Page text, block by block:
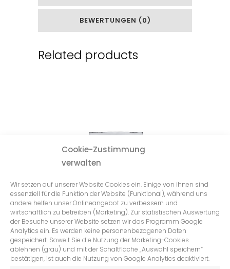
Cookie-Zustimmung
verwalten
Wir setzen auf unserer Website Cookies ein. Einige von ihnen sind
essenziell für die Funktion der Website (Funktional), während uns
andere helfen unser Onlineangebot zu verbessern und
wirtschaftlich zu betreiben (Marketing). Zur statistischen Auswertung
der Besuche unserer Website setzen wir das Programm Google
Analytics ein. Es werden keine personenbezogenen Daten
gespeichert. Soweit Sie die Nutzung der Marketing-Cookies
ablehnen (grau) und mit der Schaltfläche „Auswahl speichern“
bestätigen, ist auch die Nutzung von Google Analytics deaktiviert.
BEWERTUNGEN (0)
Related products
POSTKARTE QUER, WENN ICH EINEN
WEINBERG HÄTTE, WÜRDE ICH IHN